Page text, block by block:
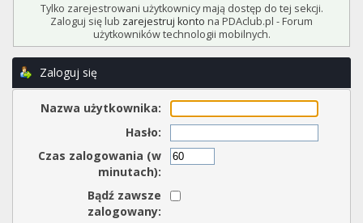
Tylko zarejestrowani użytkownicy mają dostęp do tej sekcji.
Zaloguj się lub zarejestruj konto na PDAclub.pl - Forum
użytkowników technologii mobilnych.
Zaloguj się
Nazwa użytkownika:
Hasło:
Czas zalogowania (w
minutach):
Bądź zawsze
zalogowany: